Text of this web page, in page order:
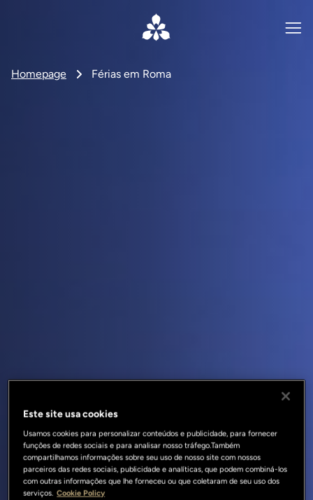
Homepage Férias em Roma
Este site usa cookies
Usamos cookies para personalizar conteúdos e publicidade, para fornecer
funções de redes sociais e para analisar nosso tráfego.Também
compartilhamos informações sobre seu uso de nosso site com nossos
parceiros das redes sociais, publicidade e analíticas, que podem combiná-los
com outras informações que lhe forneceu ou que coletaram de seu uso dos
serviços. Cookie Policy